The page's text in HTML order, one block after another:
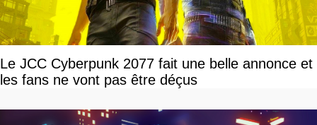
Le JCC Cyberpunk 2077 fait une belle annonce et
les fans ne vont pas être déçus